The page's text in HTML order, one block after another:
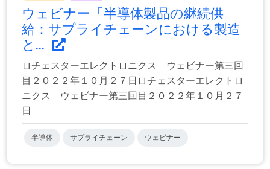
ウェビナー「半導体製品の継続供
給：サプライチェーンにおける製造
と...
ロチェスターエレクトロニクス ウェビナー第三回
目２０２２年１０月２７日ロチェスターエレクトロ
ニクス ウェビナー第三回目２０２２年１０月２７
日
半導体 サプライチェーン ウェビナー